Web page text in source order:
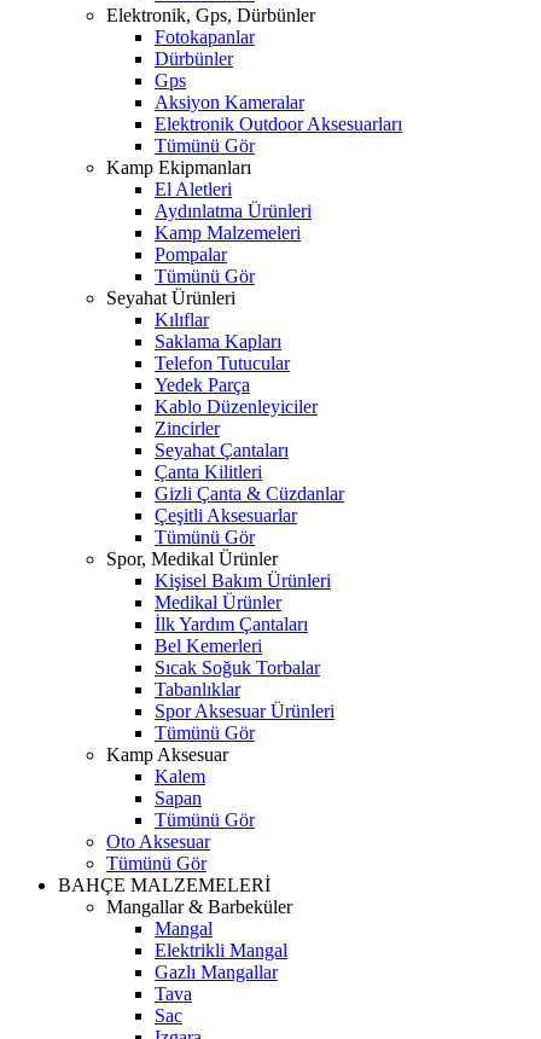
Elektronik, Gps, Dürbünler
Fotokapanlar
Dürbünler
Gps
Aksiyon Kameralar
Elektronik Outdoor Aksesuarları
Tümünü Gör
Kamp Ekipmanları
El Aletleri
Aydınlatma Ürünleri
Kamp Malzemeleri
Pompalar
Tümünü Gör
Seyahat Ürünleri
Kılıflar
Saklama Kapları
Telefon Tutucular
Yedek Parça
Kablo Düzenleyiciler
Zincirler
Seyahat Çantaları
Çanta Kilitleri
Gizli Çanta & Cüzdanlar
Çeşitli Aksesuarlar
Tümünü Gör
Spor, Medikal Ürünler
Kişisel Bakım Ürünleri
Medikal Ürünler
İlk Yardım Çantaları
Bel Kemerleri
Sıcak Soğuk Torbalar
Tabanlıklar
Spor Aksesuar Ürünleri
Tümünü Gör
Kamp Aksesuar
Kalem
Sapan
Tümünü Gör
Oto Aksesuar
Tümünü Gör
BAHÇE MALZEMELERİ
Mangallar & Barbeküler
Mangal
Elektrikli Mangal
Gazlı Mangallar
Tava
Sac